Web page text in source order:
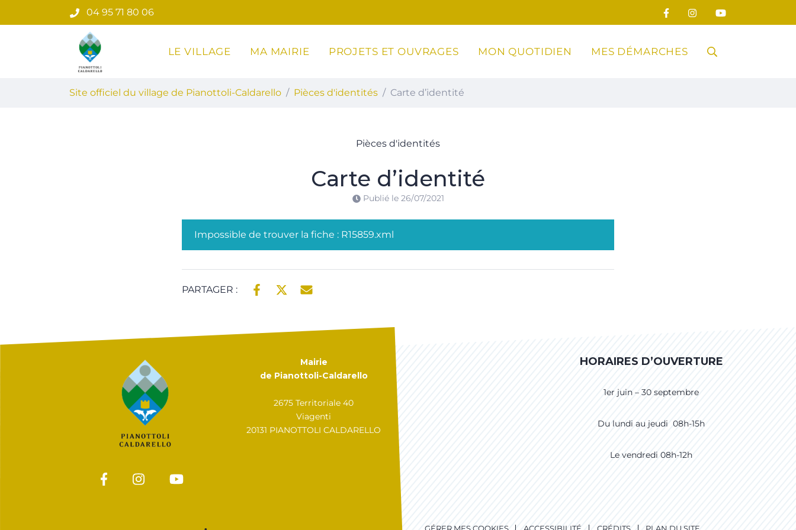
au
04 95 71 80 06
Site officiel du village de Pianottoli-Caldarello
LE VILLAGE MA MAIRIE PROJETS ET OUVRAGES MON QUOTIDIEN MES DÉMARCHES RECHERCHE
Site officiel du village de Pianottoli-Caldarello Pièces d'identités Carte d’identité
Pièces d'identités
Carte d’identité
Publié le 26/07/2021
Impossible de trouver la fiche : R15859.xml
PARTAGER :
Mairie
de Pianottoli-Caldarello
2675 Territoriale 40
Viagenti
20131 PIANOTTOLI CALDARELLO
HORAIRES D’OUVERTURE
1er juin – 30 septembre
Du lundi au jeudi 08h-15h
Le vendredi 08h-12h